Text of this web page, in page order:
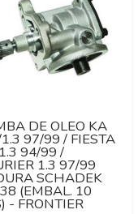
DE OLEO KA
97/99 / FIESTA
94/99 /
1.3 97/99
SCHADEK
(EMBAL. 10
- FRONTIER